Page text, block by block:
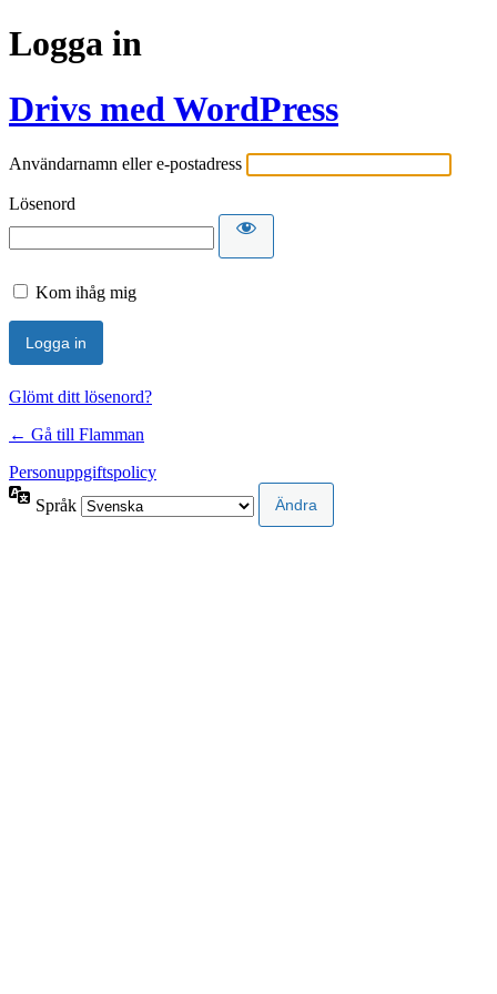
Logga in
Drivs med WordPress
Användarnamn eller e-postadress
Lösenord
Kom ihåg mig
Glömt ditt lösenord?
← Gå till Flamman
Personuppgiftspolicy
Språk